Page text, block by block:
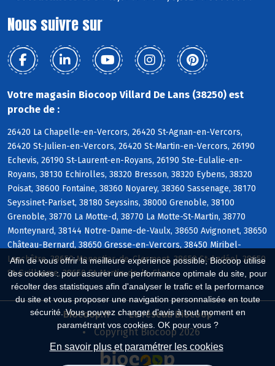
Afin de vous offrir la meilleure expérience possible, Biocoop utilise
des cookies : pour assurer une performance optimale du site, pour
récolter des statistiques afin d'analyser le trafic et la performance
du site et vous proposer une navigation personnalisée en toute
sécurité. Vous pouvez changer d'avis à tout moment en
paramétrant vos cookies. OK pour vous ?
En savoir plus et paramétrer les cookies
Nous suivre sur
Votre magasin Biocoop Villard De Lans (38250) est
proche de :
26420 La Chapelle-en-Vercors, 26420 St-Agnan-en-Vercors,
26420 St-Julien-en-Vercors, 26420 St-Martin-en-Vercors, 26190
Echevis, 26190 St-Laurent-en-Royans, 26190 Ste-Eulalie-en-
Royans, 38130 Echirolles, 38320 Bresson, 38320 Eybens, 38320
Poisat, 38600 Fontaine, 38360 Noyarey, 38360 Sassenage, 38170
Seyssinet-Pariset, 38180 Seyssins, 38000 Grenoble, 38100
Grenoble, 38770 La Motte-d, 38770 La Motte-St-Martin, 38770
Monteynard, 38144 Notre-Dame-de-Vaulx, 38650 Avignonet, 38650
Château-Bernard, 38650 Gresse-en-Vercors, 38450 Miribel-
Lanchâtre, 38650 Monestier-de-Clermont, 38650 St-Andéol, 38650
St-Guillaume, 38650 St-Martin-de-la-Cluze
Biocoop.fr
Le réseau Biocoop
Copyright Biocoop 2026